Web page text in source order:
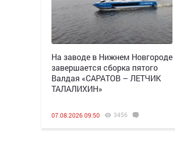
Н️а заводе в Нижнем Новгороде
завершается сборка пятого
Валдая «САРАТОВ – ЛЕТЧИК
ТАЛАЛИХИН»
07.08.2026 09:50 3456